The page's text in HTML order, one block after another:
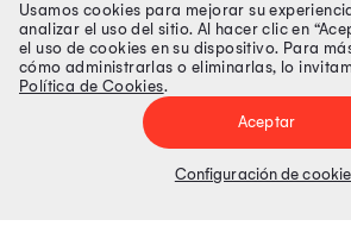
Tienda 100% Segura
Tiendas Peruanas S.A. R.U.C. Nº
Precios disponibles solo en www.oechsle.pe.
Usamos cookies para mejorar su
analizar el uso del sitio. Al hacer clic en
el uso de cookies en su dispositivo. Para
cómo administrarlas o eliminarlas, lo
Política de Cookies.
Aceptar
Configuración de